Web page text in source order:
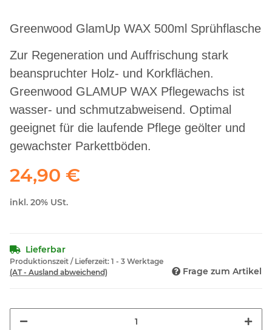
Greenwood GlamUp WAX 500ml Sprühflasche
Zur Regeneration und Auffrischung stark
beanspruchter Holz- und Korkflächen.
Greenwood GLAMUP WAX Pflegewachs ist
wasser- und schmutzabweisend. Optimal
geeignet für die laufende Pflege geölter und
gewachster Parkettböden.
24,90 €
inkl. 20% USt.
Lieferbar
Produktionszeit / Lieferzeit: 1 - 3 Werktage
(AT - Ausland abweichend)
Frage zum Artikel